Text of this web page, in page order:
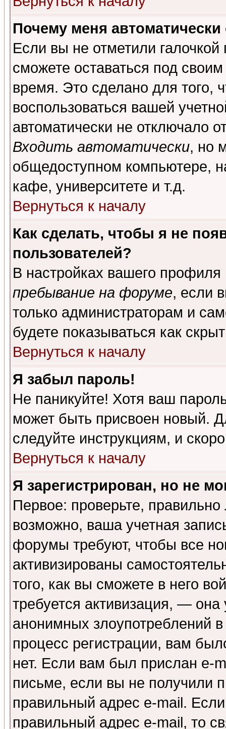
Почему меня автоматически
Если вы не отметили галочкой
сможете оставаться под
время. Это сделано для того,
воспользоваться вашей
автоматически не отключало
Входить автоматически, но
общедоступном компьютере,
кафе, университете и т.д.
Вернуться к началу
Как сделать, чтобы я не
пользователей?
В настройках вашего
пребывание на форуме, если
только администраторам и
будете показываться как
Вернуться к началу
Я забыл пароль!
Не паникуйте! Хотя ваш
может быть присвоен новый.
следуйте инструкциям, и
Вернуться к началу
Я зарегистрирован, но не
Первое: проверьте,
возможно, ваша учетная
форумы требуют, чтобы все
активизированы
того, как вы сможете в него
требуется активизация, —
анонимных злоупотреблений
процесс регистрации, вам
нет. Если вам был прислан e-
письме, если вы не получили
правильный адрес e-mail.
правильный адрес e-mail, то